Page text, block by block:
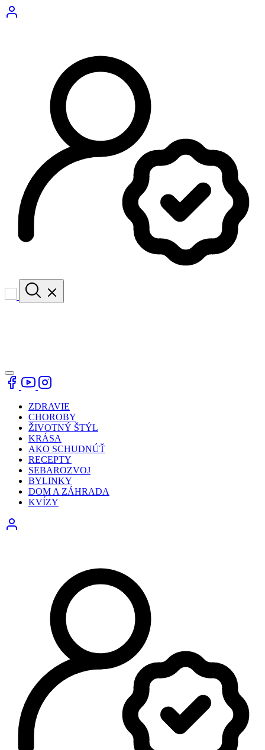
ZDRAVIE
CHOROBY
ŽIVOTNÝ ŠTÝL
KRÁSA
AKO SCHUDNÚŤ
RECEPTY
SEBAROZVOJ
BYLINKY
DOM A ZÁHRADA
KVÍZY